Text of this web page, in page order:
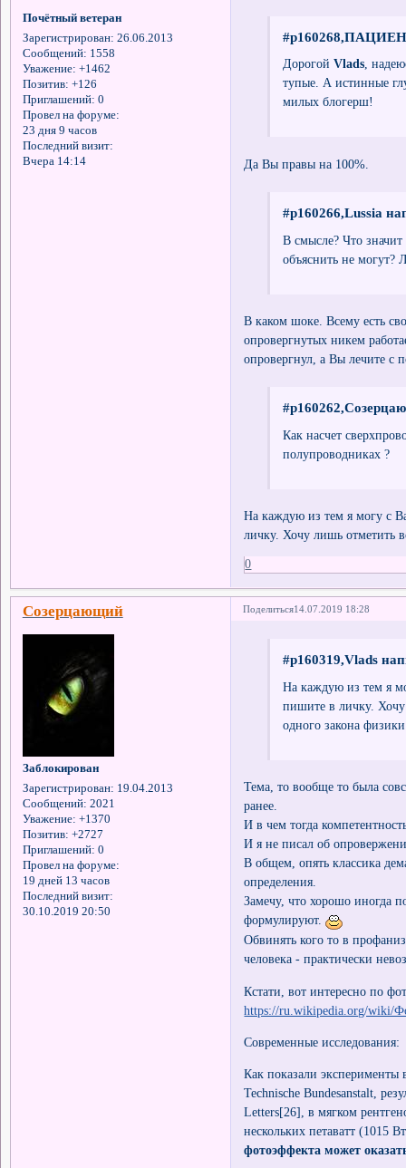
Почётный ветеран
Зарегистрирован: 26.06.2013
Сообщений: 1558
Уважение: +1462
Позитив: +126
Приглашений: 0
Провел на форуме:
23 дня 9 часов
Последний визит:
Вчера 14:14
Дорогой Vlads,
тупые. А истинные
милых блогерш!
Да Вы правы на 100%.
#p160266,Lussia
В смысле? Что
объяснить не
В каком шоке. Всему есть
опровергнутых никем
опровергнул, а Вы лечите с
Как насчет
полупроводниках ?
На каждую из тем я могу с
личку. Хочу лишь отметить
0
Поделиться14.07.2019 18:28
Созерцающий
Заблокирован
Зарегистрирован: 19.04.2013
Сообщений: 2021
Уважение: +1370
Позитив: +2727
Приглашений: 0
Провел на форуме:
19 дней 13 часов
Последний визит:
30.10.2019 20:50
#p160319,Vlads
На каждую из тем я
пишите в личку. Хочу
одного закона
Тема, то вообще то была
ранее.
И в чем тогда
И я не писал об
В общем, опять классика
определения.
Замечу, что хорошо иногда
формулируют.
Обвинять кого то в
человека - практически
Кстати, вот интересно по
https://ru.wikipedia.org/wiki/
Современные исследования:
Как показали эксперименты
Technische Bundesanstalt,
Letters[26], в мягком
нескольких петаватт (1015
фотоэффекта может